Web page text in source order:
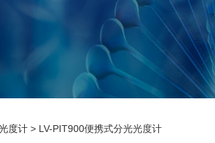
度计 > LV-PIT900便携式分光光度计